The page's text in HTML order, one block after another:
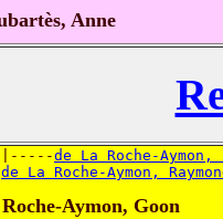
Anne
de La Roche-
de La Roche-Aymon,
Aymon, Goon